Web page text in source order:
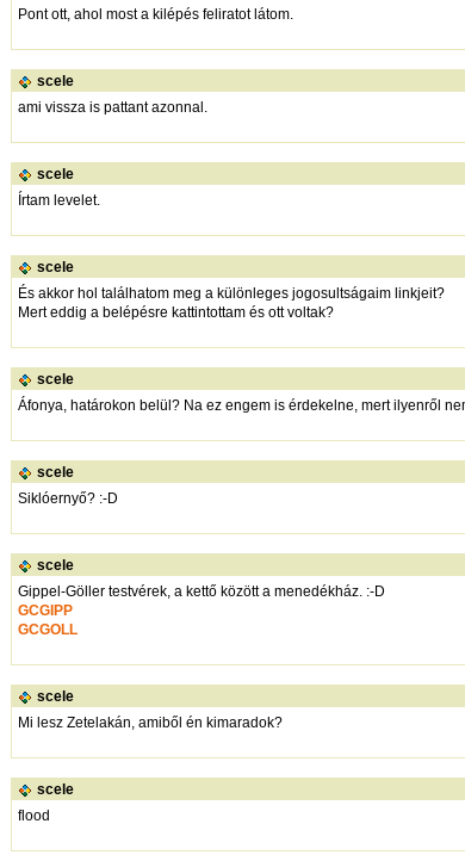
Pont ott, ahol most a kilépés feliratot látom.
scele
ami vissza is pattant azonnal.
scele
Írtam levelet.
scele
És akkor hol találhatom meg a különleges jogosultságaim linkjeit?
Mert eddig a belépésre kattintottam és ott voltak?
scele
Áfonya, határokon belül? Na ez engem is érdekelne, mert ilyenről
scele
Siklóernyő? :-D
scele
Gippel-Göller testvérek, a kettő között a menedékház. :-D
GCGIPP
GCGOLL
scele
Mi lesz Zetelakán, amiből én kimaradok?
scele
flood